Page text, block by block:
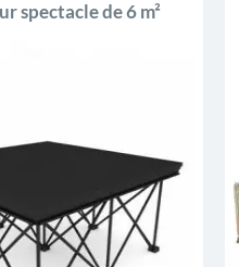
spectacle de 6 m²